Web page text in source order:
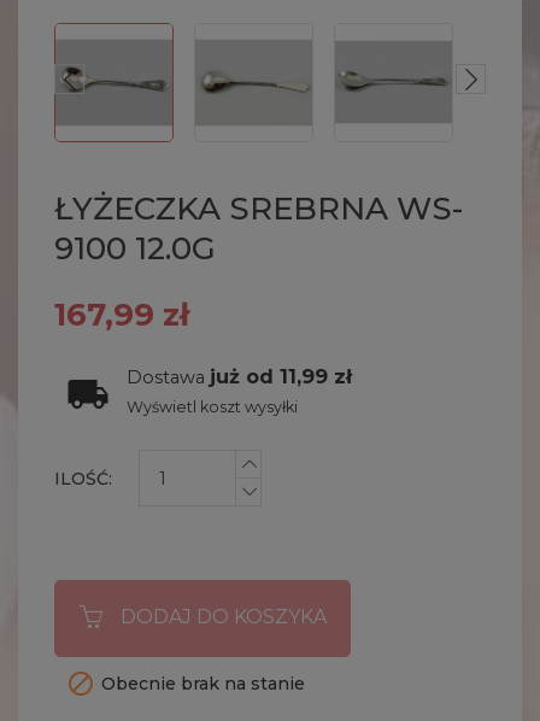
ŁYŻECZKA SREBRNA WS-
9100 12.0G
167,99 zł
Dostawa już od 11,99 zł
Wyświetl koszt wysyłki
ILOŚĆ:
DODAJ DO KOSZYKA
 Obecnie brak na stanie